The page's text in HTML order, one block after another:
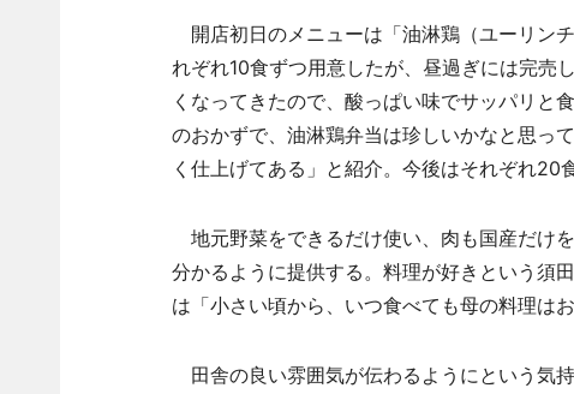
開店初日のメニューは「油淋鶏（ユーリン
れぞれ10食ずつ用意したが、昼過ぎには完売
くなってきたので、酸っぱい味でサッパリと
のおかずで、油淋鶏弁当は珍しいかなと思っ
く仕上げてある」と紹介。今後はそれぞれ20
地元野菜をできるだけ使い、肉も国産だけ
分かるように提供する。料理が好きという須
は「小さい頃から、いつ食べても母の料理は
田舎の良い雰囲気が伝わるようにという気